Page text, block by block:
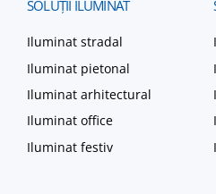
SOLUȚII ILUMINAT
Iluminat stradal
Iluminat pietonal
Iluminat arhitectural
Iluminat office
Iluminat festiv